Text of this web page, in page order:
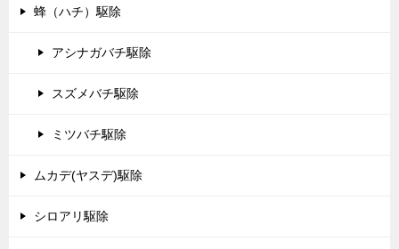
蜂（ハチ）駆除
アシナガバチ駆除
スズメバチ駆除
ミツバチ駆除
ムカデ(ヤスデ)駆除
シロアリ駆除